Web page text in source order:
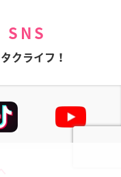
SNS
クライフ！